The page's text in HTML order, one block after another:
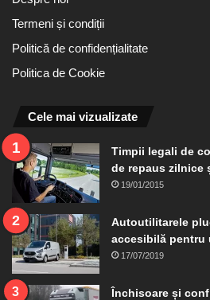
Termeni și condiții
Politică de confidențialitate
Politica de Cookie
Cele mai vizualizate
Timpii legali de
de repaus zilnice
19/01/2015
Autoutilitarele
accesibilă pentru
17/07/2019
Închisoare și